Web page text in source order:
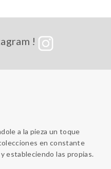
!
a la pieza un toque
en constante
estableciendo las propias.